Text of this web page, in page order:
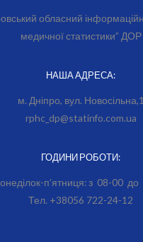
обласний
медичної статистики” ДОР
НАША АДРЕСА:
м. Дніпро, вул. Новосільна,1
rphc_dp@statinfo.com.ua
ГОДИНИ РОБОТИ:
п’ятниця: з 08-00
Тел. +38056 722-24-12